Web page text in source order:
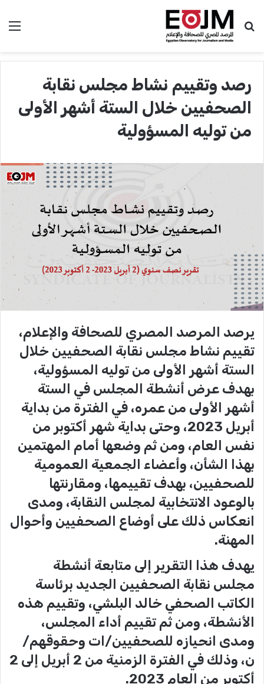
بحث عن
رصد وتقييم نشاط مجلس نقابة
الصحفيين خلال الستة أشهر الأولى
من توليه المسؤولية
يرصد المرصد المصري للصحافة والإعلام،
تقييم نشاط مجلس نقابة الصحفيين خلال
الستة أشهر الأولى من توليه المسؤولية،
بهدف عرض أنشطة المجلس في الستة
أشهر الأولى من عمره، في الفترة من بداية
أبريل 2023، وحتى بداية شهر أكتوبر من
نفس العام، ومن ثم وضعها أمام المهتمين
بهذا الشأن، وأعضاء الجمعية العمومية
للصحفيين، بهدف تقييمها، ومقارنتها
بالوعود الانتخابية لمجلس النقابة، ومدى
انعكاس ذلك على أوضاع الصحفيين وأحوال
المهنة.
يهدف هذا التقرير إلى متابعة أنشطة
مجلس نقابة الصحفيين الجديد برئاسة
الكاتب الصحفي خالد البلشي، وتقييم هذه
الأنشطة، ومن ثم تقييم أداء المجلس،
ومدى انحيازه للصحفيين/ات وحقوقهم/
ن، وذلك في الفترة الزمنية من 2 أبريل إلى 2
أكتوبر من العام 2023.